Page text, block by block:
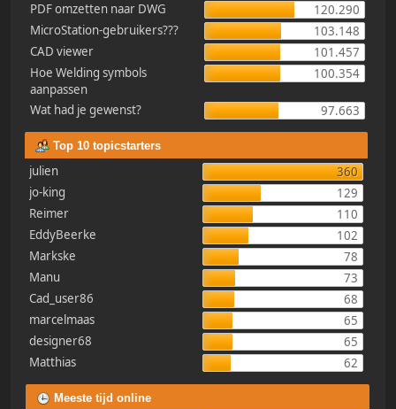
PDF omzetten naar DWG
120.290
MicroStation-gebruikers???
103.148
CAD viewer
101.457
Hoe Welding symbols
aanpassen
100.354
Wat had je gewenst? 97.663
Top 10 topicstarters
julien
360
jo-king
129
Reimer
110
EddyBeerke
102
Markske
78
Manu
73
Cad_user86
68
marcelmaas
65
designer68
65
Matthias
62
Meeste tijd online